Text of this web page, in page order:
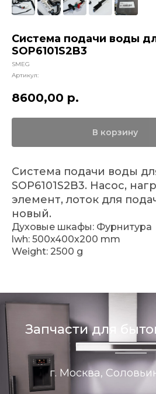
Система подачи воды
SOP6101S2B3
SMEG
Артикул:
8600,00 р.
В корзину
Система подачи воды
SOP6101S2B3. Насос,
элемент, лоток для
новый.
Духовые шкафы: Фурнитура
lwh: 500x400x200 mm
Weight: 2500 g
Запчасти для
г. Москва,